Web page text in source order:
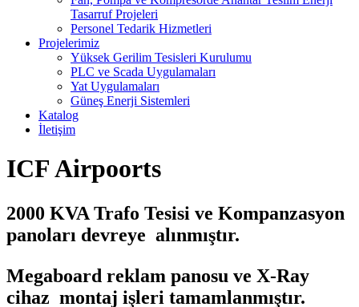
Tasarruf Projeleri
Personel Tedarik Hizmetleri
Projelerimiz
Yüksek Gerilim Tesisleri Kurulumu
PLC ve Scada Uygulamaları
Yat Uygulamaları
Güneş Enerji Sistemleri
Katalog
İletişim
ICF Airpoorts
2000 KVA Trafo Tesisi ve Kompanzasyon
panoları devreye alınmıştır.
Megaboard reklam panosu ve X-Ray
cihaz montaj işleri tamamlanmıştır.